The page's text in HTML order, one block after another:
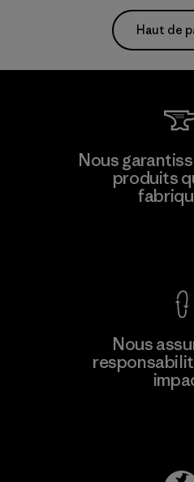
Haut de
Nous
produits
Nous